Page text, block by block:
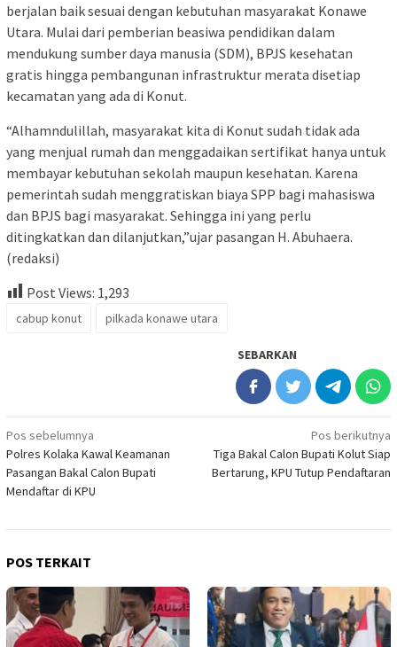
berjalan baik sesuai dengan kebutuhan masyarakat Konawe
Utara. Mulai dari pemberian beasiwa pendidikan dalam
mendukung sumber daya manusia (SDM), BPJS kesehatan
gratis hingga pembangunan infrastruktur merata disetiap
kecamatan yang ada di Konut.
“Alhamndulillah, masyarakat kita di Konut sudah tidak ada
yang menjual rumah dan menggadaikan sertifikat hanya untuk
membayar kebutuhan sekolah maupun kesehatan. Karena
pemerintah sudah menggratiskan biaya SPP bagi mahasiswa
dan BPJS bagi masyarakat. Sehingga ini yang perlu
ditingkatkan dan dilanjutkan,”ujar pasangan H. Abuhaera.
(redaksi)
Post Views: 1,293
cabup konut pilkada konawe utara
SEBARKAN
Navigasi
pos
Pos sebelumnya
Polres Kolaka Kawal Keamanan
Pasangan Bakal Calon Bupati
Mendaftar di KPU
Pos berikutnya
Tiga Bakal Calon Bupati Kolut Siap
Bertarung, KPU Tutup Pendaftaran
POS TERKAIT